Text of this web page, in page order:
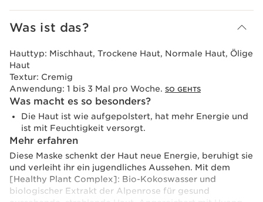
Was ist das?
Hauttyp: Mischhaut, Trockene Haut, Normale Haut, Ölige
Haut
Textur: Cremig
Anwendung: 1 bis 3 Mal pro Woche. SO GEHTS
Was macht es so besonders?
Die Haut ist wie aufgepolstert, hat mehr Energie und
ist mit Feuchtigkeit versorgt.
Mehr erfahren
Diese Maske schenkt der Haut neue Energie, beruhigt sie
und verleiht ihr ein jugendliches Aussehen. Mit dem
[Healthy Plant Complex]: Bio-Kokoswasser und
biologischer Extrakt der Alpenrose für gesund